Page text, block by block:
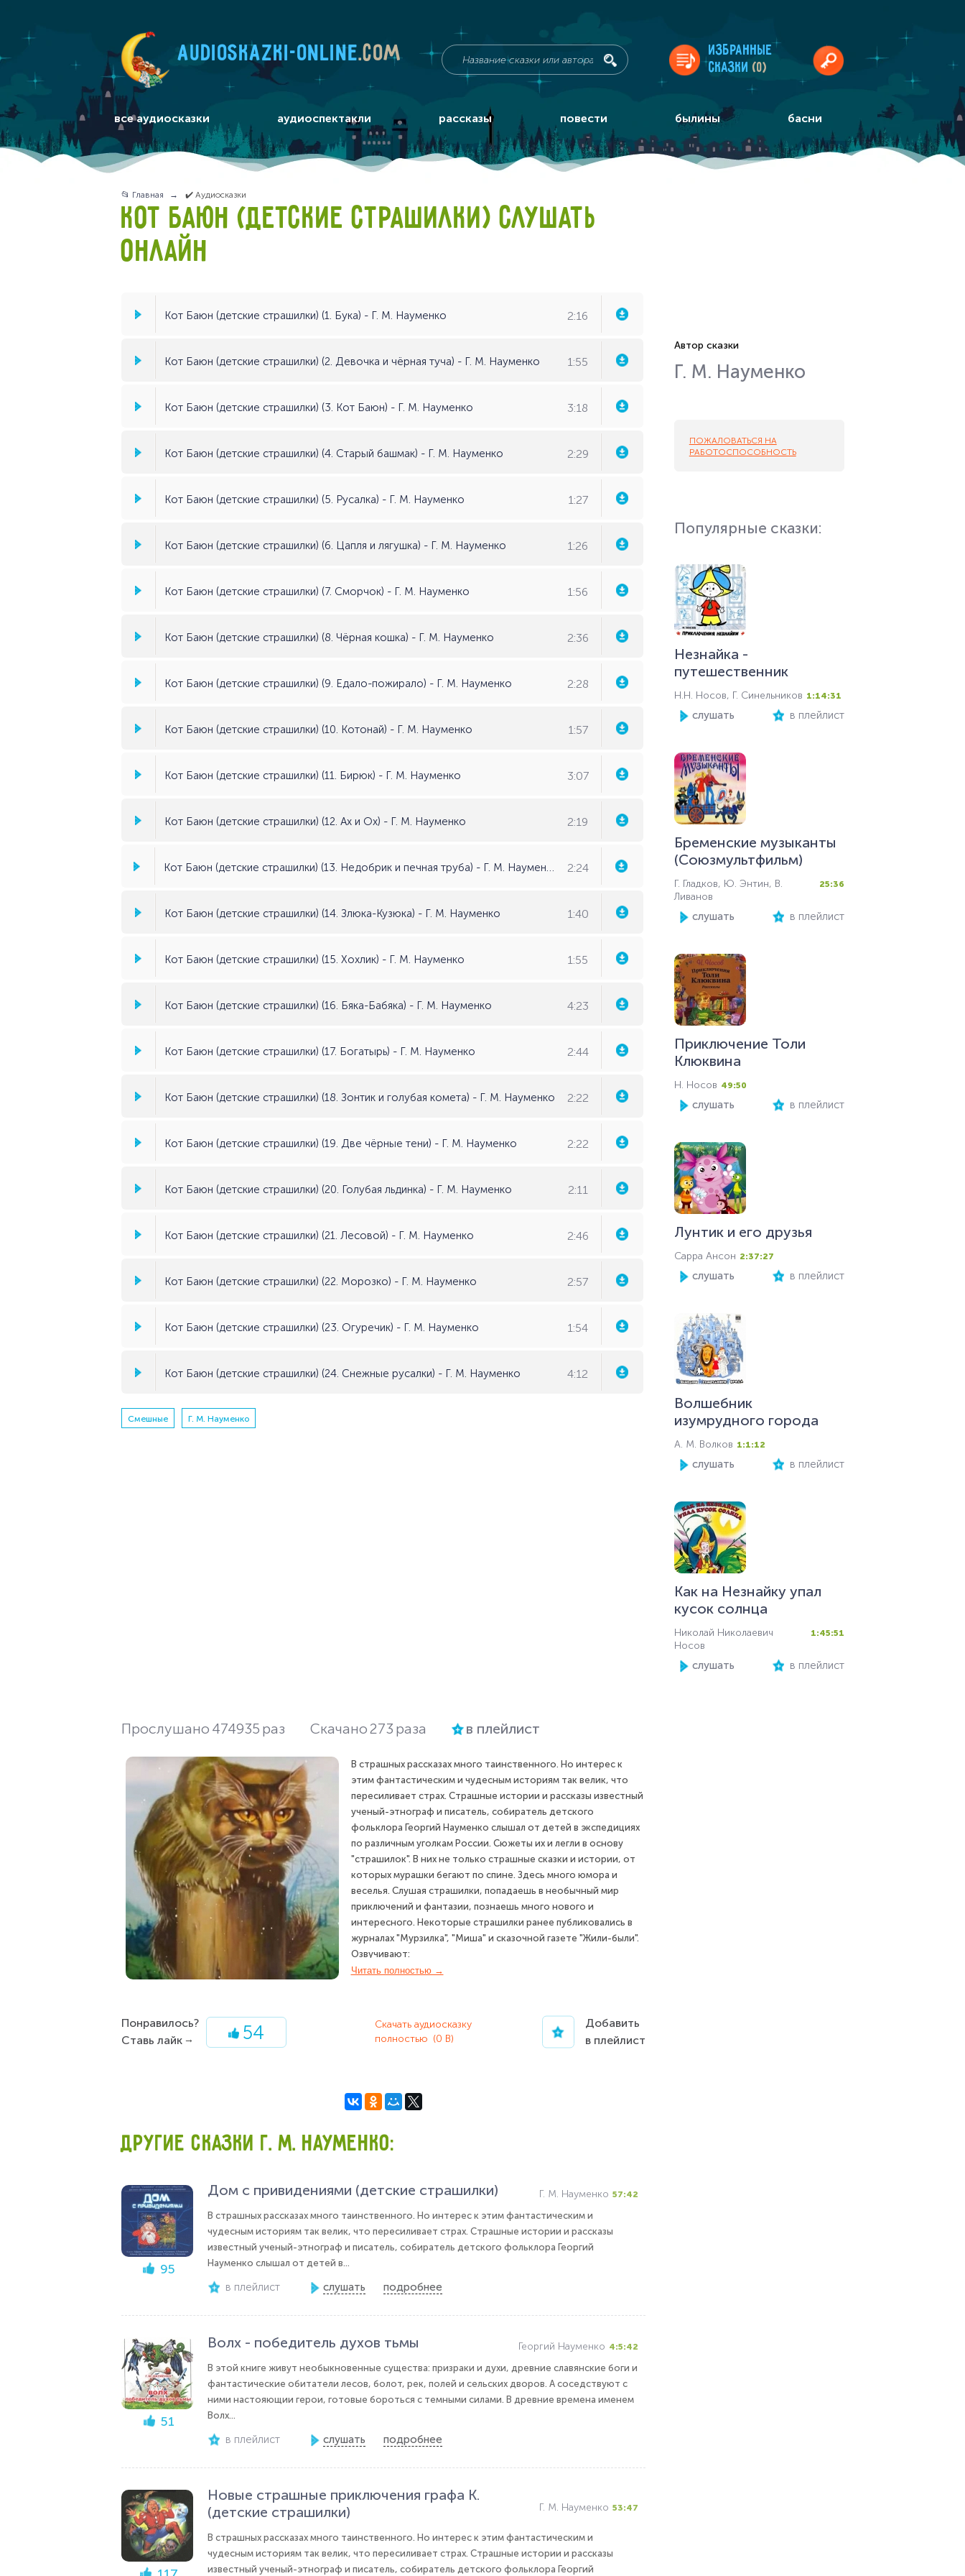
audioskazki-online.com
Избранные
сказки (0)
все аудиосказки аудиоспектакли рассказы повести былины басни
📂 Главная ✔️ Аудиосказки
КОТ БАЮН (ДЕТСКИЕ СТРАШИЛКИ) СЛУШАТЬ
ОНЛАЙН
Кот Баюн (детские страшилки) (1. Бука) - Г. М. Науменко 2:16
Кот Баюн (детские страшилки) (2. Девочка и чёрная туча) - Г. М. Науменко 1:55
Кот Баюн (детские страшилки) (3. Кот Баюн) - Г. М. Науменко 3:18
Кот Баюн (детские страшилки) (4. Старый башмак) - Г. М. Науменко 2:29
Кот Баюн (детские страшилки) (5. Русалка) - Г. М. Науменко 1:27
Кот Баюн (детские страшилки) (6. Цапля и лягушка) - Г. М. Науменко 1:26
Кот Баюн (детские страшилки) (7. Сморчок) - Г. М. Науменко 1:56
Кот Баюн (детские страшилки) (8. Чёрная кошка) - Г. М. Науменко 2:36
Кот Баюн (детские страшилки) (9. Едало-пожирало) - Г. М. Науменко 2:28
Кот Баюн (детские страшилки) (10. Котонай) - Г. М. Науменко 1:57
Кот Баюн (детские страшилки) (11. Бирюк) - Г. М. Науменко 3:07
Кот Баюн (детские страшилки) (12. Ах и Ох) - Г. М. Науменко 2:19
Кот Баюн (детские страшилки) (13. Недобрик и печная труба) - Г. М. Науменко 2:24
Кот Баюн (детские страшилки) (14. Злюка-Кузюка) - Г. М. Науменко 1:40
Кот Баюн (детские страшилки) (15. Хохлик) - Г. М. Науменко 1:55
Кот Баюн (детские страшилки) (16. Бяка-Бабяка) - Г. М. Науменко 4:23
Кот Баюн (детские страшилки) (17. Богатырь) - Г. М. Науменко 2:44
Кот Баюн (детские страшилки) (18. Зонтик и голубая комета) - Г. М. Науменко 2:22
Кот Баюн (детские страшилки) (19. Две чёрные тени) - Г. М. Науменко 2:22
Кот Баюн (детские страшилки) (20. Голубая льдинка) - Г. М. Науменко 2:11
Кот Баюн (детские страшилки) (21. Лесовой) - Г. М. Науменко 2:46
Кот Баюн (детские страшилки) (22. Морозко) - Г. М. Науменко 2:57
Кот Баюн (детские страшилки) (23. Огуречик) - Г. М. Науменко 1:54
Кот Баюн (детские страшилки) (24. Снежные русалки) - Г. М. Науменко 4:12
Смешные Г. М. Науменко
Прослушано 474935 раз Скачано273 раза в плейлист
В страшных рассказах много таинственного. Но интерес к
этим фантастическим и чудесным историям так велик, что
пересиливает страх. Страшные истории и рассказы известный
ученый-этнограф и писатель, собиратель детского
фольклора Георгий Науменко слышал от детей в экспедициях
по различным уголкам России. Сюжеты их и легли в основу
"страшилок". В них не только страшные сказки и истории, от
которых мурашки бегают по спине. Здесь много юмора и
веселья. Слушая страшилки, попадаешь в необычный мир
приключений и фантазии, познаешь много нового и
интересного. Некоторые страшилки ранее публиковались в
журналах "Мурзилка", "Миша" и сказочной газете "Жили-были".
Озвучивают:
Лев Дуров
Александра Покровская
Олег Мартьянов
Тамара Ушмакина
Читать полностью →
Понравилось?
Ставь лайк
54
Скачать аудиосказку
полностью (0 B)
Добавить
в плейлист
ДРУГИЕ СКАЗКИ Г. М. НАУМЕНКО:
95
Дом с привидениями (детские страшилки) Г. М. Науменко 57:42
В страшных рассказах много таинственного. Но интерес к этим фантастическим и
чудесным историям так велик, что пересиливает страх. Страшные истории и рассказы
известный ученый-этнограф и писатель, собиратель детского фольклора Георгий
Науменко слышал от детей в...
в плейлист слушать подробнее
51
Волх - победитель духов тьмы Георгий Науменко 4:5:42
В этой книге живут необыкновенные существа: призраки и духи, древние славянские боги и
фантастические обитатели лесов, болот, рек, полей и сельских дворов. А соседствуют с
ними настояющии герои, готовые бороться с темными силами. В древние времена именем
Волх...
в плейлист слушать подробнее
Новые страшные приключения графа К.
(детские страшилки)
Г. М. Науменко 53:47
В страшных рассказах много таинственного. Но интерес к этим фантастическим и
чудесным историям так велик, что пересиливает страх. Страшные истории и рассказы
известный ученый-этнограф и писатель, собиратель детского фольклора Георгий
Автор сказки
Г. М. Науменко
ПОЖАЛОВАТЬСЯ НА
РАБОТОСПОСОБНОСТЬ
Популярные сказки:
Незнайка -
путешественник
Н.Н. Носов, Г. Синельников 1:14:31
слушать в плейлист
Бременские музыканты
(Союзмультфильм)
Г. Гладков, Ю. Энтин, В.
Ливанов
25:36
слушать в плейлист
Приключение Толи
Клюквина
Н. Носов 49:50
слушать в плейлист
Лунтик и его друзья
Сарра Ансон 2:37:27
слушать в плейлист
Волшебник
изумрудного города
А. М. Волков 1:1:12
слушать в плейлист
Как на Незнайку упал
кусок солнца
Николай Николаевич
Носов
1:45:51
слушать в плейлист